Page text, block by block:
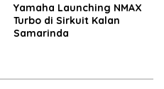
Yamaha Launching NMAX
Turbo di Sirkuit Kalan
Samarinda